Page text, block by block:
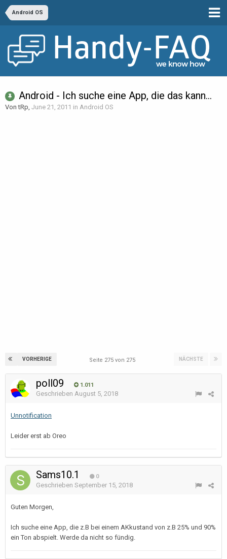
Android OS
Android - Ich suche eine App, die das kann...
Von tRp, June 21, 2011 in Android OS
VORHERIGE NÄCHSTE
Seite 275 von 275
poll09 1.011
Geschrieben August 5, 2018
Unnotification
Leider erst ab Oreo
Sams10.1 0
Geschrieben September 15, 2018
Guten Morgen,
Ich suche eine App, die z.B bei einem AKkustand von z.B 25% und 90%
ein Ton abspielt. Werde da nicht so fündig.